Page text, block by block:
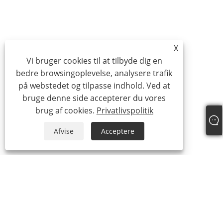
X
Vi bruger cookies til at tilbyde dig en
bedre browsingoplevelse, analysere trafik
på webstedet og tilpasse indhold. Ved at
bruge denne side accepterer du vores
brug af cookies. Privatlivspolitik
Afvise Acceptere